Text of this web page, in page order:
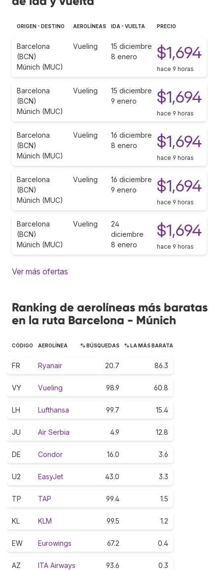
ORIGEN - DESTINO AEROLÍNEAS IDA - VUELTA PRECIO
Barcelona
(BCN)
Múnich (MUC)
Vueling
15 diciembre
8 enero
$1,694
hace 9 horas
Barcelona
(BCN)
Múnich (MUC)
Vueling
15 diciembre
9 enero
$1,694
hace 9 horas
Barcelona
(BCN)
Múnich (MUC)
Vueling
16 diciembre
8 enero
$1,694
hace 9 horas
Barcelona
(BCN)
Múnich (MUC)
Vueling
16 diciembre
9 enero
$1,694
hace 9 horas
Barcelona
(BCN)
Múnich (MUC)
Vueling
24
diciembre
8 enero
$1,694
hace 9 horas
Ver más ofertas
Ranking de aerolíneas más baratas
en la ruta Barcelona - Múnich
CÓDIGO AEROLÍNEA % BÚSQUEDAS % LA MÁS BARATA
FR Ryanair 20.7 86.3
VY Vueling 98.9 60.8
LH Lufthansa 99.7 15.4
JU Air Serbia 4.9 12.8
DE Condor 16.0 3.6
U2 EasyJet 43.0 3.3
TP TAP 99.4 1.5
KL KLM 99.5 1.2
EW Eurowings 67.2 0.4
AZ ITA Airways 93.6 0.3